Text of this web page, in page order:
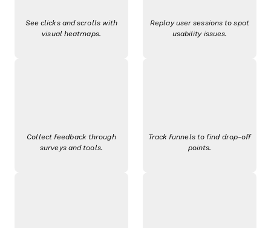
See clicks and scrolls with
visual heatmaps.
Replay user sessions to spot
usability issues.
Collect feedback through
surveys and tools.
Track funnels to find drop-off
points.